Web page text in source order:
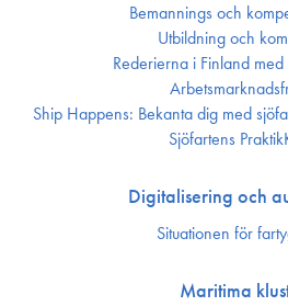
Bemannings och
Utbildning och
Rederierna i Finland med
Ship Happens: Bekanta dig med
Sjöfartens
Digitalisering och
Situationen för
Maritima